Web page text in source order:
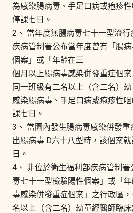
為感染腸病毒、手足口病或疱疹
停課七日。
2、 當年度無腸病毒七十一型流
疾病管制署公布當年度曾有「腸
個案」或「年齡在三
個月以上腸病毒感染併發重症個
同一班級有二名以上（含二名）
感染腸病毒、手足口病或疱疹性
課七日。
3、 當園內發生腸病毒感染併發
出腸病毒 D六十八型時，該個案
日。
4、 非位於衛生福利部疾病管制
毒七十一型檢驗陽性個案」或「
毒感染併發重症個案」之行政區
名以上（含二名）幼童經醫師臨床